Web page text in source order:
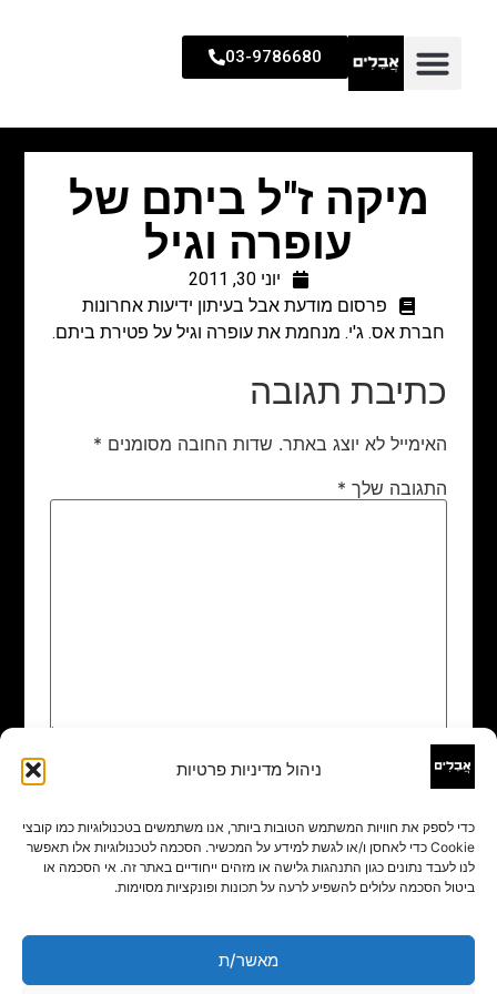
ניהול מדיניות פרטיות
כדי לספק את חוויות המשתמש הטובות ביותר, אנו משתמשים בטכנולוגיות כמו קובצי
Cookie כדי לאחסן ו/או לגשת למידע על המכשיר. הסכמה לטכנולוגיות אלו תאפשר
לנו לעבד נתונים כגון התנהגות גלישה או מזהים ייחודיים באתר זה. אי הסכמה או
ביטול הסכמה עלולים להשפיע לרעה על תכונות ופונקציות מסוימות.
מאשר/ת
03-9786680
מיקה ז"ל ביתם של
עופרה וגיל
יוני 30, 2011
פרסום מודעת אבל בעיתון ידיעות אחרונות
חברת אס. ג'י. מנחמת את עופרה וגיל על פטירת ביתם.
כתיבת תגובה
האימייל לא יוצג באתר. שדות החובה מסומנים *
התגובה שלך *
שם
אימייל*